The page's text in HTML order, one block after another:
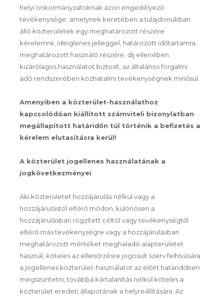
helyi önkormányzatoknak azon engedélyező
tevékenysége, amelynek keretében a tulajdonukban
álló közterületek egy meghatározott részére
kérelemre, ideiglenes jelleggel, határozott időtartamra,
meghatározott használó részére, díj ellenében
kizárólagos használatot biztosít, az általános forgalmi
adó rendszerében közhatalmi tevékenységnek minősül.
Amenyiben a közterület-használathoz
kapcsolódóan kiállított számviteli bizonylatban
megállapított határidőn túl történik a befizetés a
kérelem elutasításra kerül!
A közterület jogellenes használatának a
jogkövetkezményei
Aki közterületet hozzájárulás nélkül vagy a
hozzájárulástól eltérő módon, különösen a
hozzájárulásban rögzített céltól vagy tevékenységtől
eltérő más tevékenységre vagy a hozzájárulásban
meghatározott mértéket meghaladó alapterületet
használ, köteles az ellenőrzésre jogosult szerv felhívására
a jogellenes közterület-használatot az előírt határidőben
megszüntetni, továbbá kártalanítás nélkül köteles a
közterület eredeti állapotának a helyreállítására. Az